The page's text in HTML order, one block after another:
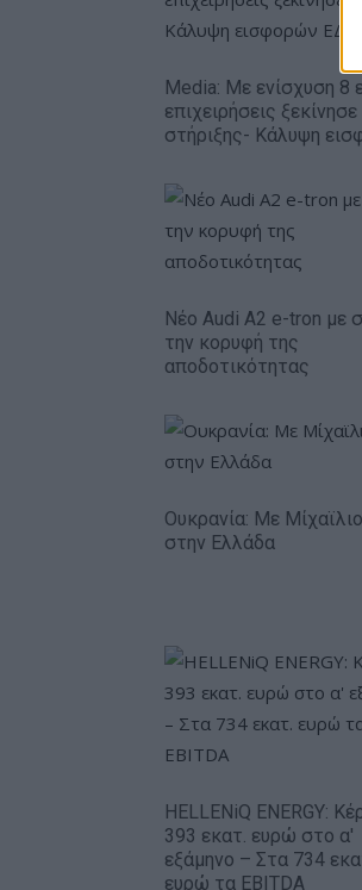
Media: Με ενίσχυση 8
επιχειρήσεις
στήριξης- Κάλυψη
Νέο Audi A2 e-tron με
την κορυφή της
αποδοτικότητας
Ουκρανία: Με
στην Ελλάδα
HELLENiQ ENERGY:
393 εκατ. ευρώ στο α'
εξάμηνο – Στα 734
ευρώ τα EBITDA